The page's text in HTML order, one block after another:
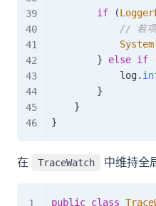
if (
// 若项
System
}
else if
            log
.
}
}
}
在 TraceWatch 中维持全
public class